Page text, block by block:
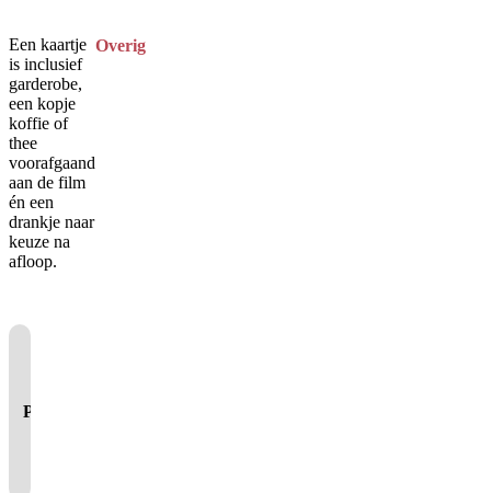
Een kaartje
is inclusief
garderobe,
een kopje
koffie of
thee
voorafgaand
aan de film
én een
drankje naar
keuze na
afloop.
Overig
Pas